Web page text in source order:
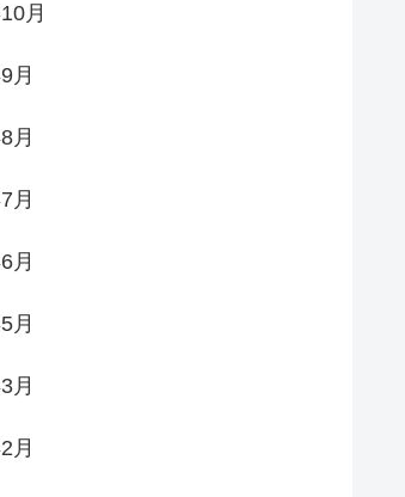
月
月
月
月
月
月
月
月